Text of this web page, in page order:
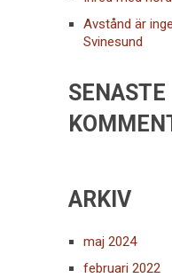
Avstånd är
Svinesund
SENASTE
ARKIV
maj 2024
februari 2022